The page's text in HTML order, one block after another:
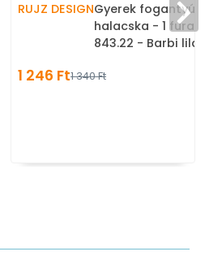
-
RUJZ DESIGNGyerek fogantyú hal,
halacska - 1 furatos
843.22 - Barbi lila -
állatos gyerekbútor
1 246 Ft1 340 Ft